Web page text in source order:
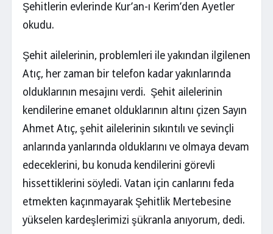
Şehitlerin evlerinde Kur’an-ı Kerim’den Ayetler
okudu.
Şehit ailelerinin, problemleri ile yakından ilgilenen
Atıç, her zaman bir telefon kadar yakınlarında
olduklarının mesajını verdi. Şehit ailelerinin
kendilerine emanet olduklarının altını çizen Sayın
Ahmet Atıç, şehit ailelerinin sıkıntılı ve sevinçli
anlarında yanlarında olduklarını ve olmaya devam
edeceklerini, bu konuda kendilerini görevli
hissettiklerini söyledi. Vatan için canlarını feda
etmekten kaçınmayarak Şehitlik Mertebesine
yükselen kardeşlerimizi şükranla anıyorum, dedi.